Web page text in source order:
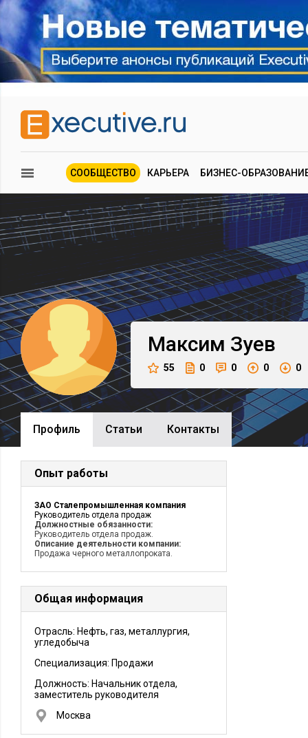
СООБЩЕСТВО КАРЬЕРА БИЗНЕС-
Максим Зуев
55 0 0 0 0
Профиль Cтатьи Контакты
Опыт работы
ЗАО Сталепромышленная компания
Руководитель отдела продаж
Должностные обязанности:
Руководитель отдела продаж.
Описание деятельности компании:
Продажа черного металлопроката.
Общая информация
Отрасль: Нефть, газ, металлургия,
угледобыча
Специализация: Продажи
Должность: Начальник отдела,
заместитель руководителя
Москва